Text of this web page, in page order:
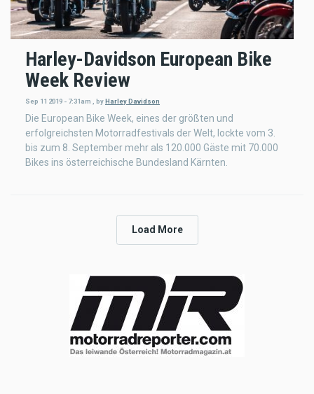
Harley-Davidson European Bike
Week Review
Sep 11 2019 - 7:31am byHarley Davidson
Die European Bike Week, eines der größten und
erfolgreichsten Motorradfestivals der Welt, lockte vom 3.
bis zum 8. September mehr als 120.000 Gäste mit 70.000
Bikes ins österreichische Bundesland Kärnten.
Load More